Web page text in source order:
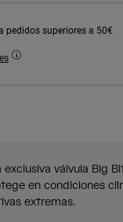
pedidos superiores a 50€
válvula Big
en condiciones
extremas.